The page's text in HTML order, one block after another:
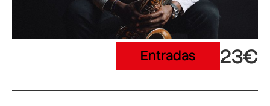
Entradas 23€